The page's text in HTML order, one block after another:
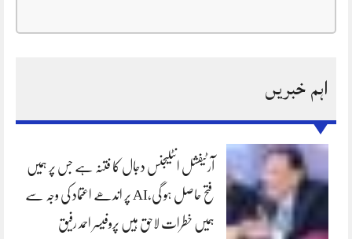
اہم خبریں
آرٹیفشل انٹلیجنس دجال کا فتنہ ہے جس پر ہمیں
فتح حاصل ہو گی،AI پر اندھے اعتماد کی وجہ سے
ہمیں خطرات لاحق ہیں پروفیسر احمد رفیق